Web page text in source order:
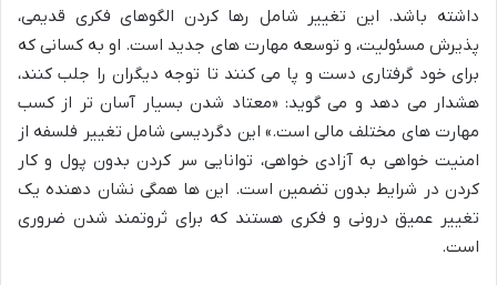
داشته باشد. این تغییر شامل رها کردن الگوهای فکری قدیمی،
پذیرش مسئولیت، و توسعه مهارت های جدید است. او به کسانی که
برای خود گرفتاری دست و پا می کنند تا توجه دیگران را جلب کنند،
هشدار می دهد و می گوید: «معتاد شدن بسیار آسان تر از کسب
مهارت های مختلف مالی است.» این دگردیسی شامل تغییر فلسفه از
امنیت خواهی به آزادی خواهی، توانایی سر کردن بدون پول و کار
کردن در شرایط بدون تضمین است. این ها همگی نشان دهنده یک
تغییر عمیق درونی و فکری هستند که برای ثروتمند شدن ضروری
است.